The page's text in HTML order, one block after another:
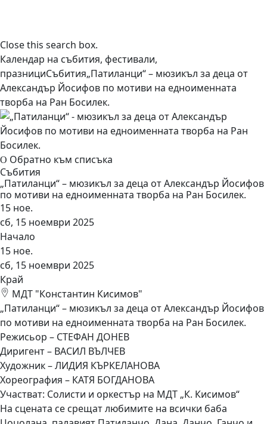
Close this search box.
Календар на събития, фестивали,
празнициСъбития„Патиланци“ – мюзикъл за деца от
Александър Йосифов по мотиви на едноименната
творба на Ран Босилек.
Обратно към списъка
Събития
„Патиланци“ – мюзикъл за деца от Александър Йосифов
по мотиви на едноименната творба на Ран Босилек.
15 ное.
сб, 15 ноември 2025
Начало
15 ное.
сб, 15 ноември 2025
Край
МДТ "Константин Кисимов"
„Патиланци“ – мюзикъл за деца от Александър Йосифов
по мотиви на едноименната творба на Ран Босилек.
Режисьор – СТЕФАН ДОНЕВ
Диригент – ВАСИЛ ВЪЛЧЕВ
Художник – ЛИДИЯ КЪРКЕЛАНОВА
Хореография – КАТЯ БОГДАНОВА
Участват: Солисти и оркестър на МДТ „К. Кисимов“
На сцената се срещат любимите на всички баба